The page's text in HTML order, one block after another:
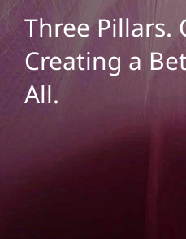
n
m
Three Pillars.
Creating a
All.